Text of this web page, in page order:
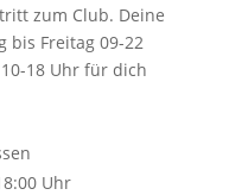
zum Club. Deine
bis Freitag 09-22
18 Uhr für dich
Uhr